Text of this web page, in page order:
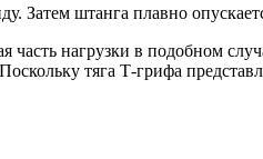
Затем штанга плавно
часть нагрузки в подобном
тяга Т-грифа